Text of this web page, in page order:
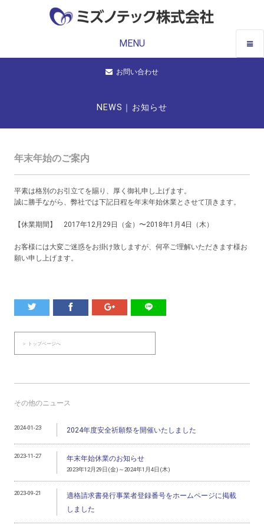
MENU
お問い合わせ
NEWS｜お知らせ
年末年始のご案内
平素は格別のお引立てを賜り、厚く御礼申し上げます。
誠に勝手ながら、弊社では下記日程を年末年始休業とさせて頂きます。
【休業期間】 2017年12月29日（金）〜2018年1月4日（木）
お客様には大変ご迷惑をお掛け致しますが、何卒ご理解いただきます様お
願い申し上げます。
＞ トップページへ
その他のニュース
2024-01-23 2024年度安全祈願祭を開催いたしました
2023-11-27 年末年始休業のお知らせ
2023年12月29日(金)～2024年1月4日(木)
2023-09-21
適格請求書発行事業者登録番号をホームページに掲載
しました